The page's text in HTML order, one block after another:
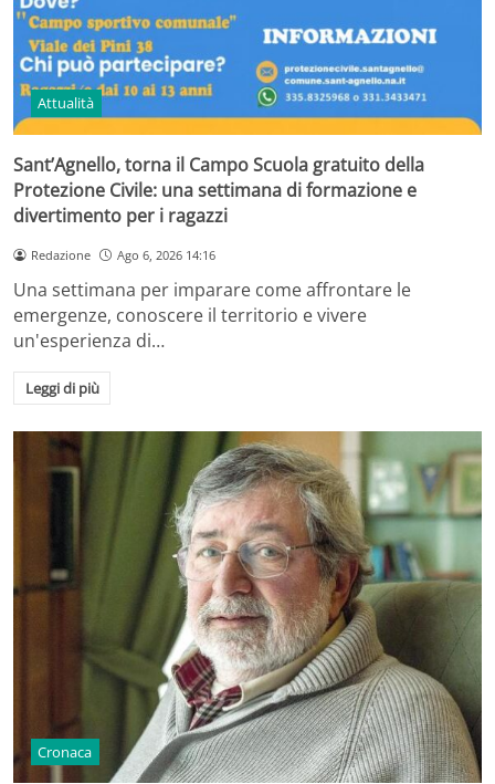
Attualità
Sant’Agnello, torna il Campo Scuola gratuito della
Protezione Civile: una settimana di formazione e
divertimento per i ragazzi
Redazione Ago 6, 2026 14:16
Una settimana per imparare come affrontare le
emergenze, conoscere il territorio e vivere
un'esperienza di…
Leggi di più
Cronaca